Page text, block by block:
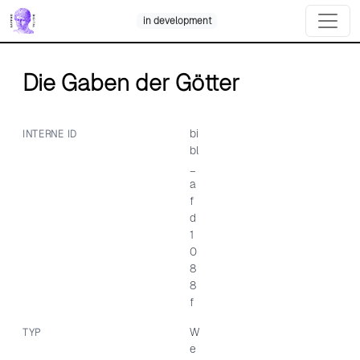
Skip
to
content
in development
Die Gaben der Götter
INTERNE ID
bi
bl
a
f
d
1
0
8
8
f
TYP
W
e